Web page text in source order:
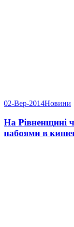
02-Вер-2014Новини
На Рівненщині
набоями в